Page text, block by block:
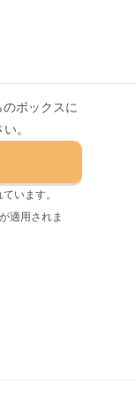
ボックスに
。
います。
が適用されま